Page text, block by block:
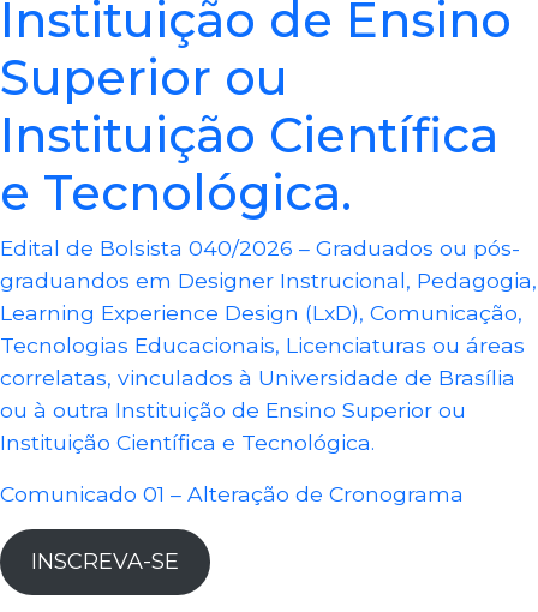
Instituição de Ensino
Superior ou
Instituição Científica
e Tecnológica.
Edital de Bolsista 040/2026 – Graduados ou pós-
graduandos em Designer Instrucional, Pedagogia,
Learning Experience Design (LxD), Comunicação,
Tecnologias Educacionais, Licenciaturas ou áreas
correlatas, vinculados à Universidade de Brasília
ou à outra Instituição de Ensino Superior ou
Instituição Científica e Tecnológica.
Comunicado 01 – Alteração de Cronograma
INSCREVA-SE